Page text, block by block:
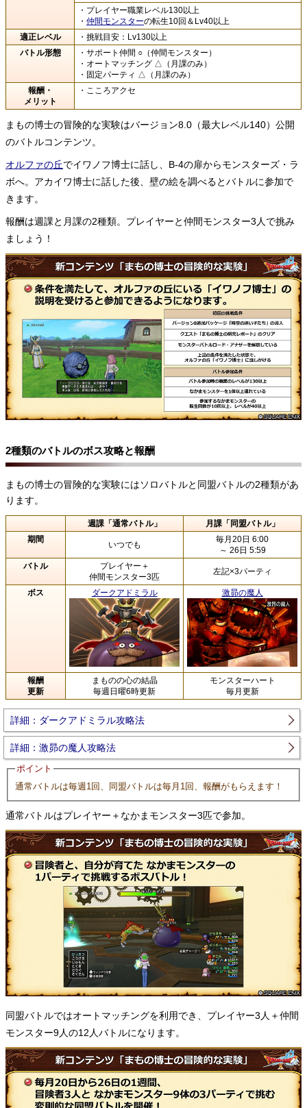
・プレイヤー職業レベル130以上
・ 仲間モンスターの転生10回＆Lv40以上
適正レベル
・挑戦目安：Lv130以上
バトル形態
・サポート仲間 ○（仲間モンスター）
・オートマッチング △（月課のみ）
・固定パーティ △（月課のみ）
報酬・
メリット
・こころアクセ
まもの博士の冒険的な実験はバージョン8.0（最大レベル140）公開
のバトルコンテンツ。
オルファの丘でイワノフ博士に話し、B-4の扉からモンスターズ・ラ
ボへ。アカイワ博士に話した後、壁の絵を調べるとバトルに参加で
きます。
報酬は週課と月課の2種類。プレイヤーと仲間モンスター3人で挑み
ましょう！
2種類のバトルのボス攻略と報酬
まもの博士の冒険的な実験にはソロバトルと同盟バトルの2種類があ
ります。
週課「通常バトル」
月課「同盟バトル」
期間
いつでも
毎月20日 6:00
～ 26日 5:59
バトル
プレイヤー＋
仲間モンスター3匹
左記×3パーティ
ボス ダークアドミラル 激昴の魔人
報酬
更新
まものの心の結晶
毎週日曜6時更新
モンスターハート
毎月更新
詳細：ダークアドミラル攻略法
詳細：激昴の魔人攻略法
ポイント
通常バトルは毎週1回、同盟バトルは毎月1回、報酬がもらえます！
通常バトルはプレイヤー＋なかまモンスター3匹で参加。
同盟バトルではオートマッチングを利用でき、プレイヤー3人＋仲間
モンスター9人の12人バトルになります。